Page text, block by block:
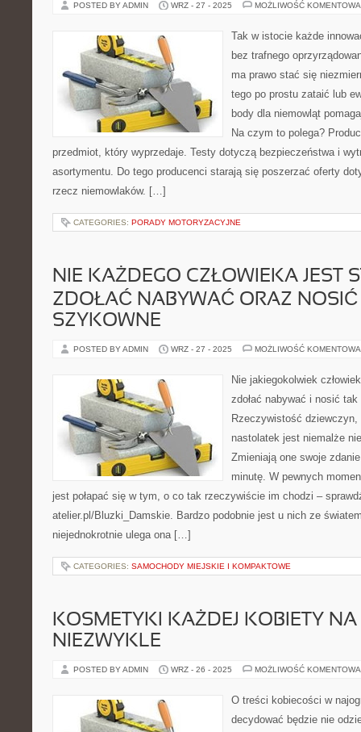
POSTED BY ADMIN WRZ - 27 - 2025 MOŻLIWOŚĆ
Tak w istocie każde
bez trafnego
ma prawo stać się
tego po prostu zataić lub
body dla niemowląt
Na czym to polega?
przedmiot, który wyprzedaje. Testy dotyczą bezpieczeństwa i
asortymentu. Do tego producenci starają się poszerzać oferty
rzecz niemowlaków. […]
CATEGORIES: PORADY MOTORYZACYJNE
NIE KAŻDEGO CZŁOWIEKA JEST
ZDOŁAĆ NABYWAĆ ORAZ
SZYKOWNE
POSTED BY ADMIN WRZ - 27 - 2025 MOŻLIWOŚĆ
Nie jakiegokolwiek
zdołać nabywać i nosić
Rzeczywistość
nastolatek jest niemalże
Zmieniają one swoje
minutę. W pewnych
jest połapać się w tym, o co tak rzeczywiście im chodzi –
atelier.pl/Bluzki_Damskie. Bardzo podobnie jest u nich ze
niejednokrotnie ulega ona […]
CATEGORIES: SAMOCHODY MIEJSKIE I KOMPAKTOWE
KOSMETYKI KAŻDEJ KOBIETY
NIEZWYKLE
POSTED BY ADMIN WRZ - 26 - 2025 MOŻLIWOŚĆ
O treści kobiecości w
decydować będzie nie